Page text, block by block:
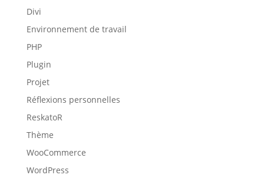
Divi
Environnement de travail
PHP
Plugin
Projet
Réflexions personnelles
ReskatoR
Thème
WooCommerce
WordPress